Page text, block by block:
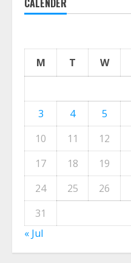
CALENDER
M T W
3
4 5
10
11 12
17
18 19
24
25 26
31
« Jul